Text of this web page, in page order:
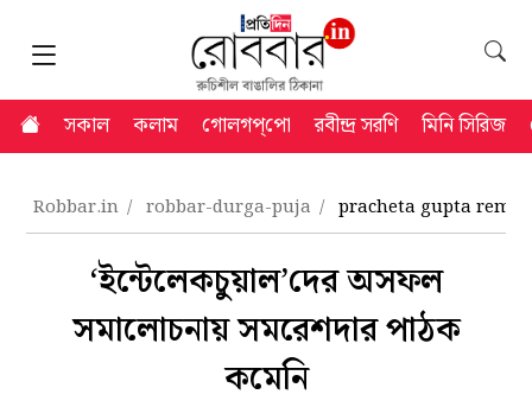
সকাল কলাম গোলগপ্‌পো রবীন্দ্র সরণি মিনি সিরিজ
Robbar.in robbar-durga-puja pracheta gupta
‘‌ইন্টেলেকচুয়াল’দের অসফল
সমালোচনায় সমরেশদার পাঠক
কমেনি